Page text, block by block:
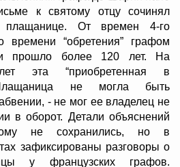
к святому отцу сочинял
От времен 4-го
времени “обретения” графом
прошло более 120 лет. На
эта “приобретенная в
Плащаница не могла быть
- не мог ее владелец не
в оборот. Детали объяснений
не сохранились, но в
зафиксированы разговоры о
у французских графов.